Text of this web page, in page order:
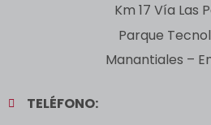
Km 17 Vía Las
Parque
Manantiales –
TELÉFONO: